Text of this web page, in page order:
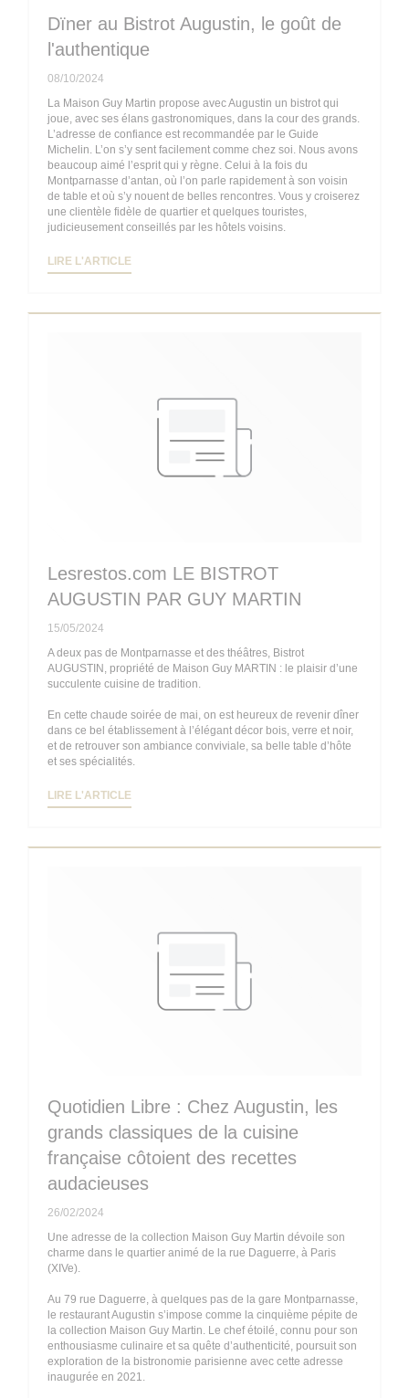
Dïner au Bistrot Augustin, le goût de
l'authentique
08/10/2024
La Maison Guy Martin propose avec Augustin un bistrot qui
joue, avec ses élans gastronomiques, dans la cour des grands.
L’adresse de confiance est recommandée par le Guide
Michelin. L’on s’y sent facilement comme chez soi. Nous avons
beaucoup aimé l’esprit qui y règne. Celui à la fois du
Montparnasse d’antan, où l’on parle rapidement à son voisin
de table et où s’y nouent de belles rencontres. Vous y croiserez
une clientèle fidèle de quartier et quelques touristes,
judicieusement conseillés par les hôtels voisins.
LIRE L'ARTICLE
Lesrestos.com LE BISTROT
AUGUSTIN PAR GUY MARTIN
15/05/2024
A deux pas de Montparnasse et des théâtres, Bistrot
AUGUSTIN, propriété de Maison Guy MARTIN : le plaisir d’une
succulente cuisine de tradition.
En cette chaude soirée de mai, on est heureux de revenir dîner
dans ce bel établissement à l’élégant décor bois, verre et noir,
et de retrouver son ambiance conviviale, sa belle table d’hôte
et ses spécialités.
LIRE L'ARTICLE
Quotidien Libre : Chez Augustin, les
grands classiques de la cuisine
française côtoient des recettes
audacieuses
26/02/2024
Une adresse de la collection Maison Guy Martin dévoile son
charme dans le quartier animé de la rue Daguerre, à Paris
(XIVe).
Au 79 rue Daguerre, à quelques pas de la gare Montparnasse,
le restaurant Augustin s’impose comme la cinquième pépite de
la collection Maison Guy Martin. Le chef étoilé, connu pour son
enthousiasme culinaire et sa quête d’authenticité, poursuit son
exploration de la bistronomie parisienne avec cette adresse
inaugurée en 2021.